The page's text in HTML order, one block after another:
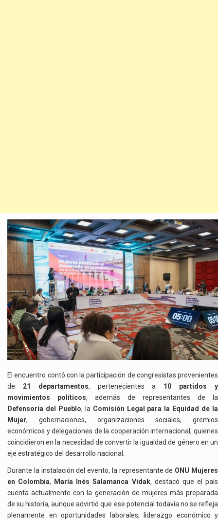
El encuentro contó con la participación de congresistas provenientes
de 21 departamentos, pertenecientes a 10 partidos y
movimientos políticos, además de representantes de la
Defensoría del Pueblo, la Comisión Legal para la Equidad de la
Mujer, gobernaciones, organizaciones sociales, gremios
económicos y delegaciones de la cooperación internacional, quienes
coincidieron en la necesidad de convertir la igualdad de género en un
eje estratégico del desarrollo nacional.
Durante la instalación del evento, la representante de ONU Mujeres
en Colombia, María Inés Salamanca Vidak, destacó que el país
cuenta actualmente con la generación de mujeres más preparada
de su historia, aunque advirtió que ese potencial todavía no se refleja
plenamente en oportunidades laborales, liderazgo económico y